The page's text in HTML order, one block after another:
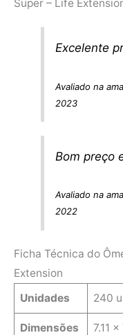
Super – Life
Excelente
Avaliado na
2023
Bom preço
Avaliado na
2022
Ficha Técnica do
Extension
Unidades
240
Dimensões
‎7.11 x